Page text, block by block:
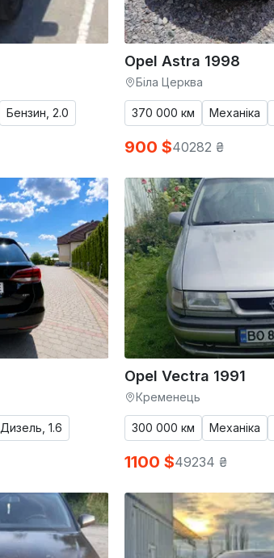
Бензин, 2.0
Opel Astra 1998
Біла Церква
370 000 км Механіка
900 $40282 ₴
Дизель, 1.6
Opel Vectra 1991
Кременець
300 000 км Механіка
1100 $49234 ₴